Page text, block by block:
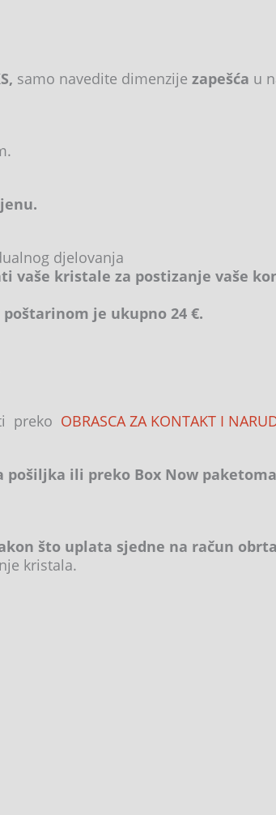
samo navedite dimenzije zapešća u
djelovanja
vaše kristale za postizanje vaše
je ukupno 24 €.
preko OBRASCA ZA KONTAKT I
pošiljka ili preko Box Now
što uplata sjedne na račun
kristala.